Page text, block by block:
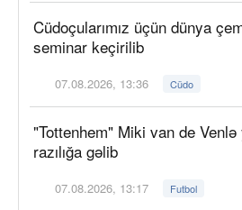
Cüdoçularımız üçün dünya
seminar keçirilib
07.08.2026, 13:36 Cüdo
"Tottenhem" Miki van de
razılığa gəlib
07.08.2026, 13:17 Futbol